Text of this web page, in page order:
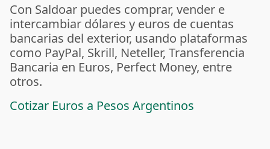
Con Saldoar puedes comprar, vender e
intercambiar dólares y euros de cuentas
bancarias del exterior, usando plataformas
como PayPal, Skrill, Neteller, Transferencia
Bancaria en Euros, Perfect Money, entre
otros.
Cotizar Euros a Pesos Argentinos